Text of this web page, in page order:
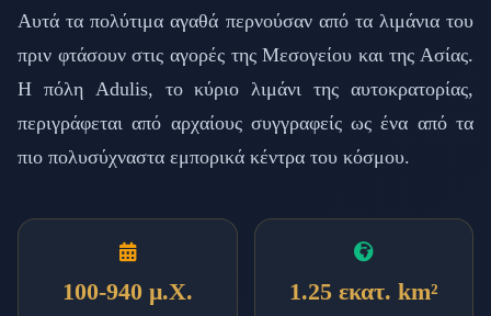
Αυτά τα πολύτιμα αγαθά περνούσαν από τα λιμάνια του
πριν φτάσουν στις αγορές της Μεσογείου και της Ασίας.
Η πόλη Adulis, το κύριο λιμάνι της αυτοκρατορίας,
περιγράφεται από αρχαίους συγγραφείς ως ένα από τα
πιο πολυσύχναστα εμπορικά κέντρα του κόσμου.
100-940 μ.Χ. 1.25 εκατ. km²